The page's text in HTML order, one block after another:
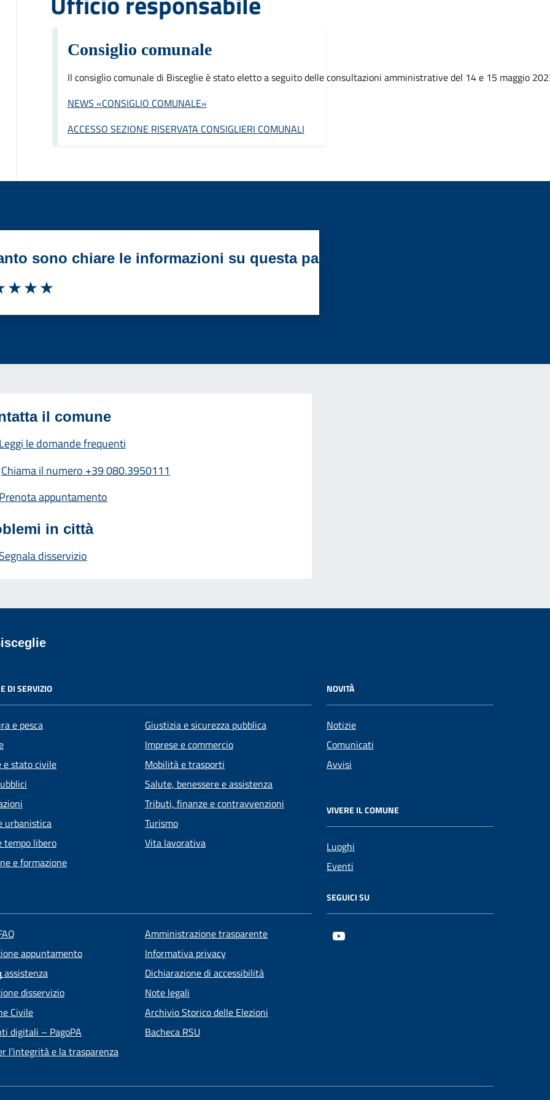
Consiglio comunale
Il consiglio comunale di Bisceglie è stato eletto a seguito delle consultazioni amministrative del 14 e 15 maggio
NEWS «CONSIGLIO COMUNALE»
ACCESSO SEZIONE RISERVATA CONSIGLIERI COMUNALI
sono chiare le informazioni su questa pagina?
Valuta 4 stelle su 5
Valuta 3 stelle su 5
Valuta 2 stelle su 5
1 stelle su 5
il comune
le domande frequenti
Chiama il numero +39 080.3950111
appuntamento
in città
disservizio
DI SERVIZIO
e pesca
e stato civile
urbanistica
tempo libero
e formazione
Giustizia e sicurezza pubblica
Imprese e commercio
Mobilità e trasporti
Salute, benessere e assistenza
Tributi, finanze e contravvenzioni
Turismo
Vita lavorativa
NOVITÀ
Notizie
Comunicati
Avvisi
VIVERE IL COMUNE
Luoghi
Eventi
appuntamento
assistenza
disservizio
Civile
digitali – PagoPA
l’integrità e la trasparenza
Amministrazione trasparente
Informativa privacy
Dichiarazione di accessibilità
Note legali
Archivio Storico delle Elezioni
Bacheca RSU
SEGUICI SU